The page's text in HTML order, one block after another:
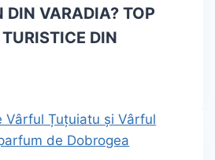
DIN VARADIA? TOP
DIN